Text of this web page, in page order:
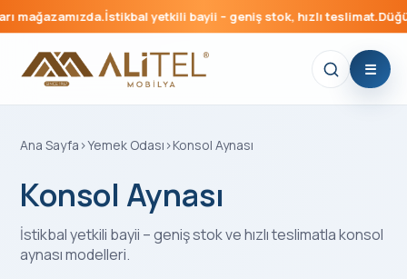
İstikbal yetkili bayii – geniş stok, hızlı teslimat.Düğün
Ana Sayfa ›Yemek Odası ›Konsol Aynası
Konsol Aynası
İstikbal yetkili bayii – geniş stok ve hızlı teslimatlakonsol
aynasımodelleri.